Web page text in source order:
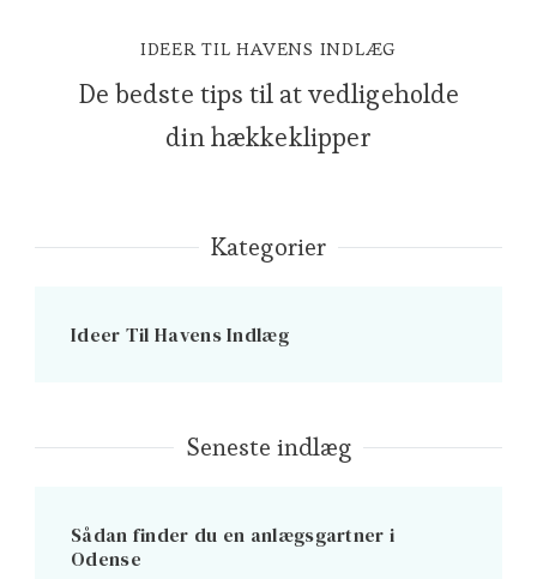
IDEER TIL HAVENS INDLÆG
De bedste tips til at vedligeholde
din hækkeklipper
Kategorier
Ideer Til Havens Indlæg
Seneste indlæg
Sådan finder du en anlægsgartner i
Odense